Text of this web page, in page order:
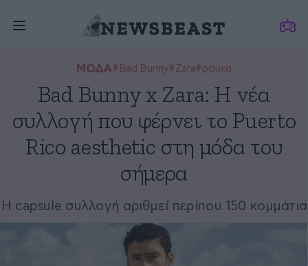
ΜΟΔΑ#Bad Bunny#Zara#ρούχα
Bad Bunny x Zara: Η νέα
συλλογή που φέρνει το Puerto
Rico aesthetic στη μόδα του
σήμερα
Η capsule συλλογή αριθμεί περίπου 150 κομμάτια